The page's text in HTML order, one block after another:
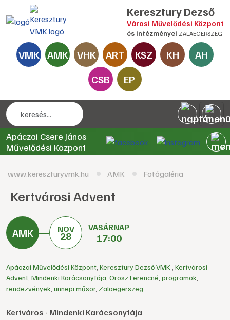
Keresztury Dezső
Városi Művelődési Központ
és intézményei ZALAEGERSZEG
VMK AMK VHK ART KSZ KH
AH
CSB
EP
Apáczai Csere János
Művelődési Központ
www.kereszturyvmk.hu AMK Fotógaléria
Kertvárosi Advent
NOV
28
VASÁRNAP
17:00
Apáczai Művelődési Központ Keresztury Dezső VMK Kertvárosi
Advent Mindenki Karácsonyfája Orosz Ferencné programok
rendezvények ünnepi műsor, Zalaegerszeg
Kertváros - Mindenki Karácsonyfája